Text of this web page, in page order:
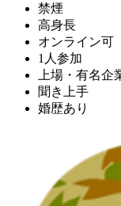
禁煙
高身長
オンライン可
1人参加
上場・有名企
聞き上手
婚歴あり